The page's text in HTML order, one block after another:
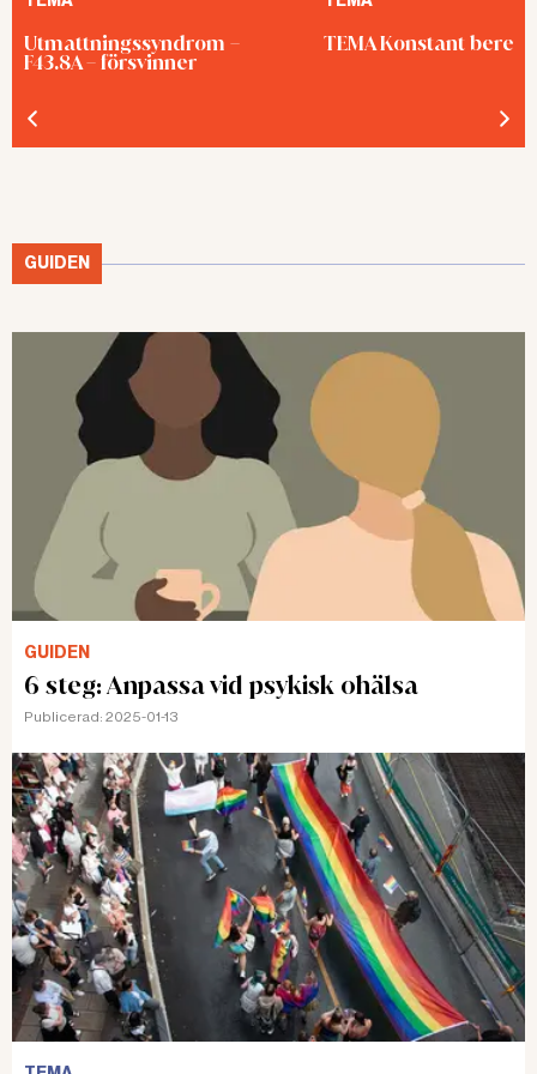
Utmattningssyndrom –
F43.8A – försvinner
TEMA Konstant
GUIDEN
GUIDEN
6 steg: Anpassa vid psykisk ohälsa
Publicerad: 2025-01-13